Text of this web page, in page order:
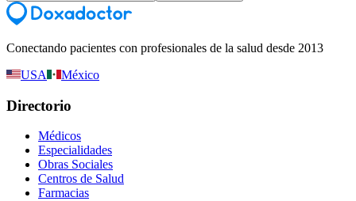
Conectando pacientes con profesionales de la salud desde 2013
USA
México
Directorio
Médicos
Especialidades
Obras Sociales
Centros de Salud
Farmacias